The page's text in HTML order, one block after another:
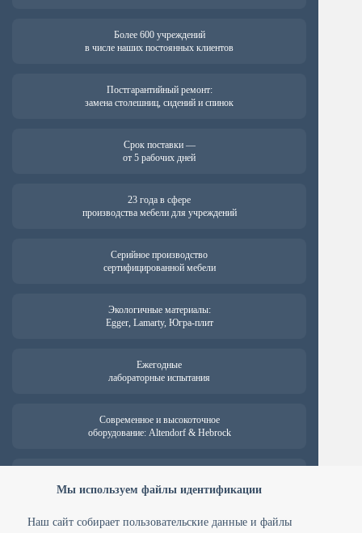
Мы используем файлы идентификации
Наш сайт собирает пользовательские данные и файлы
Более 600 учреждений
в числе наших постоянных клиентов
Постгарантийный ремонт:
замена столешниц, сидений и спинок
Срок поставки —
от 5 рабочих дней
23 года в сфере
производства мебели для учреждений
Серийное производство
сертифицированной мебели
Экологичные материалы:
Egger, Lamarty, Югра-плит
Ежегодные
лабораторные испытания
Современное и высокоточное
оборудование: Altendorf & Hebrock
от 18 месяцев